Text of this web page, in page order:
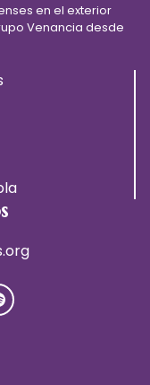
en el exterior
Venancia desde